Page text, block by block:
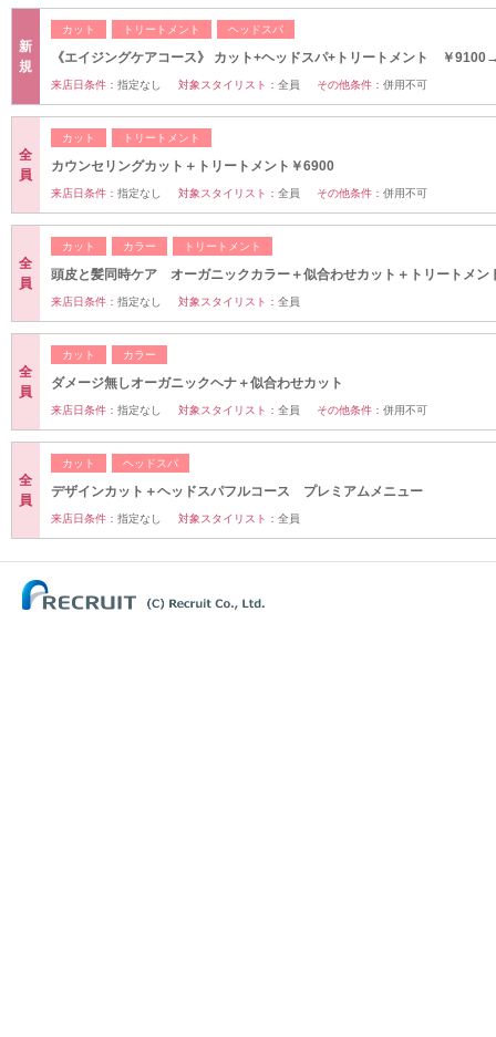
新
規
カット トリートメント ヘッドスパ
《エイジングケアコース》 カット+ヘッドスパ+トリートメント ￥
来店日条件： 指定なし 対象スタイリスト： 全員 その他条件： 併用不可
全
員
カット トリートメント
カウンセリングカット＋トリートメント￥6900
来店日条件： 指定なし 対象スタイリスト： 全員 その他条件： 併用不可
全
員
カット カラー トリートメント
頭皮と髪同時ケア オーガニックカラー＋似合わせカット＋トリートメン
来店日条件： 指定なし 対象スタイリスト： 全員
全
員
カット カラー
ダメージ無しオーガニックヘナ＋似合わせカット
来店日条件： 指定なし 対象スタイリスト： 全員 その他条件： 併用不可
全
員
カット ヘッドスパ
デザインカット＋ヘッドスパフルコース プレミアムメニュー
来店日条件： 指定なし 対象スタイリスト： 全員